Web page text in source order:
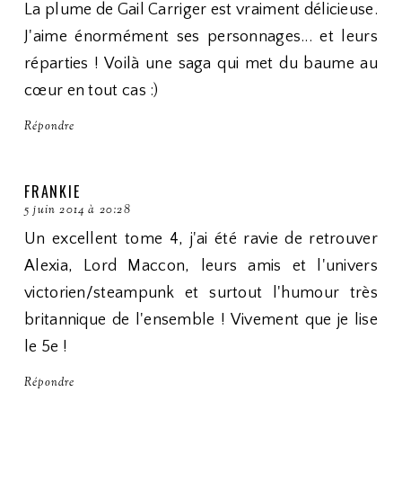
La plume de Gail Carriger est vraiment délicieuse.
J'aime énormément ses personnages... et leurs
réparties ! Voilà une saga qui met du baume au
cœur en tout cas :)
Répondre
FRANKIE
5 juin 2014 à 20:28
Un excellent tome 4, j'ai été ravie de retrouver
Alexia, Lord Maccon, leurs amis et l'univers
victorien/steampunk et surtout l'humour très
britannique de l'ensemble ! Vivement que je lise
le 5e !
Répondre